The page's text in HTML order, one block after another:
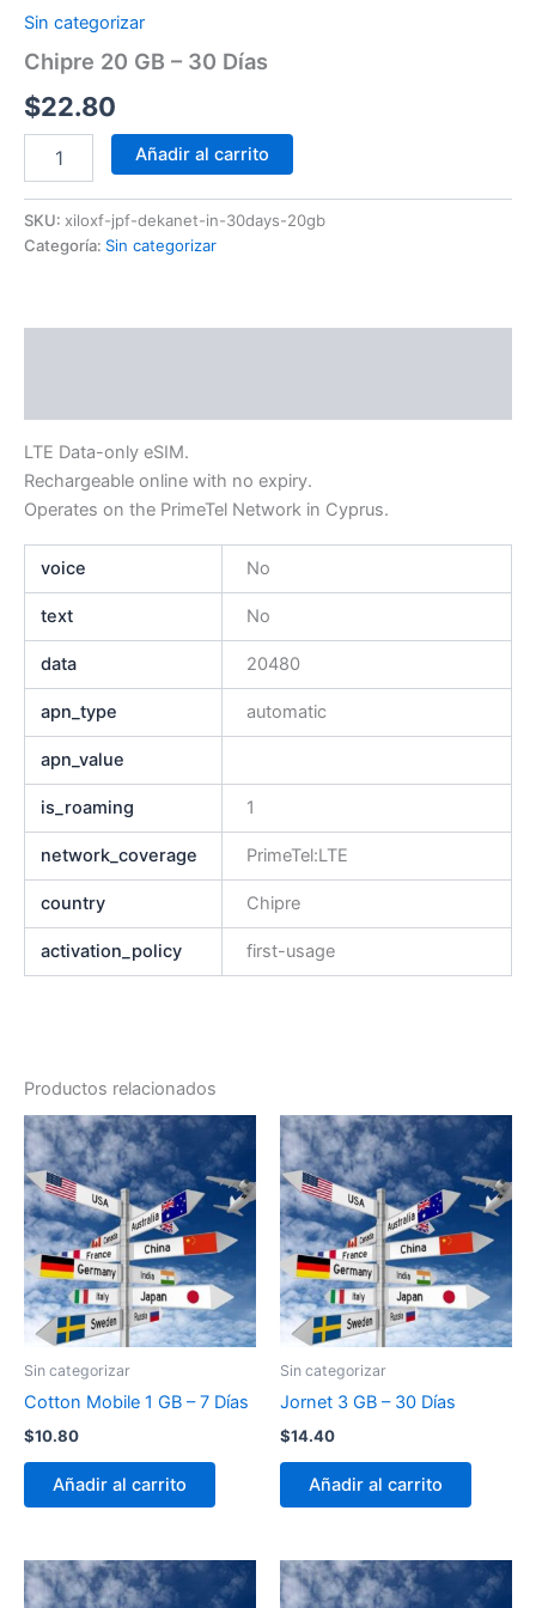
Sin categorizar
Chipre 20 GB – 30 Días
$22.80
Añadir al carrito
SKU: xiloxf-jpf-dekanet-in-30days-20gb
Categoría: Sin categorizar
LTE Data-only eSIM.
Rechargeable online with no expiry.
Operates on the PrimeTel Network in Cyprus.
voice No
text No
data 20480
apn_type automatic
apn_value
is_roaming 1
network_coverage PrimeTel:LTE
country Chipre
activation_policy first-usage
Productos relacionados
Sin categorizar
Cotton Mobile 1 GB – 7 Días
$10.80
Añadir al carrito
Sin categorizar
Jornet 3 GB – 30 Días
$14.40
Añadir al carrito